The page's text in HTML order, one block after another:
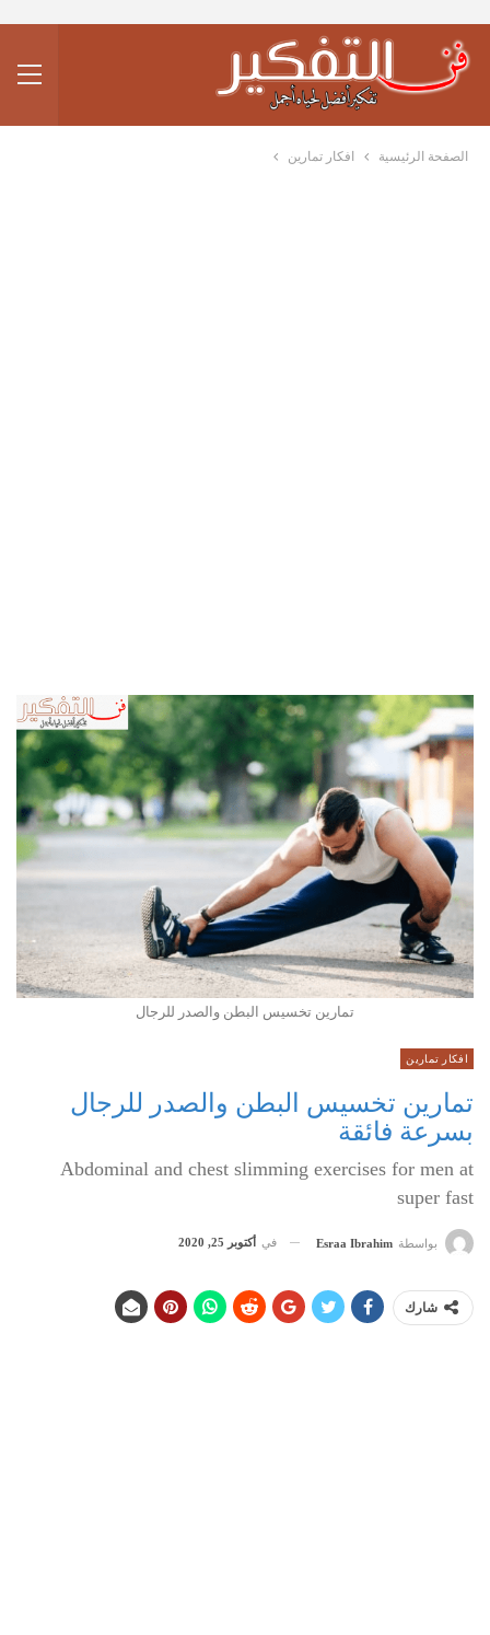
الصفحة الرئيسية افكار تمارين
تمارين تخسيس البطن والصدر للرجال
افكار تمارين
تمارين تخسيس البطن والصدر للرجال
بسرعة فائقة
Abdominal and chest slimming exercises for men at
super fast
بواسطة Esraa Ibrahim في أكتوبر 25, 2020
شارك